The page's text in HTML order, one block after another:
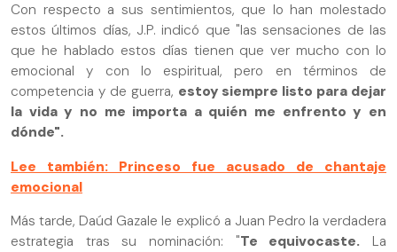
Con respecto a sus sentimientos, que lo han molestado
estos últimos días, J.P. indicó que "las sensaciones de las
que he hablado estos días tienen que ver mucho con lo
emocional y con lo espiritual, pero en términos de
competencia y de guerra, estoy siempre listo para dejar
la vida y no me importa a quién me enfrento y en
dónde".
Lee también: Princeso fue acusado de chantaje
emocional
Más tarde, Daúd Gazale le explicó a Juan Pedro la verdadera
estrategia tras su nominación: "Te equivocaste. La